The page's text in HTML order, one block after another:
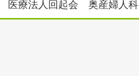
医療法人回起会 奥産婦人科